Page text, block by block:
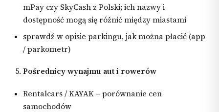
mPay czy SkyCash z Polski; ich nazwy i
dostępność mogą się różnić między miastami
sprawdź w opisie parkingu, jak można płacić (app
/ parkometr)
Pośrednicy wynajmu aut i rowerów
Rentalcars / KAYAK – porównanie cen
samochodów